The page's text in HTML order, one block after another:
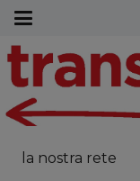
la nostra rete